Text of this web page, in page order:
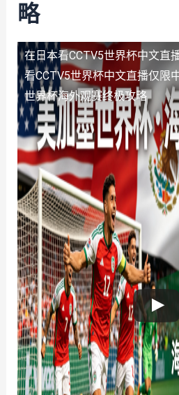
略
在日本看CCTV5世界杯中文直
看CCTV5世界杯中文直播仅限
世界杯海外观赛终极攻略